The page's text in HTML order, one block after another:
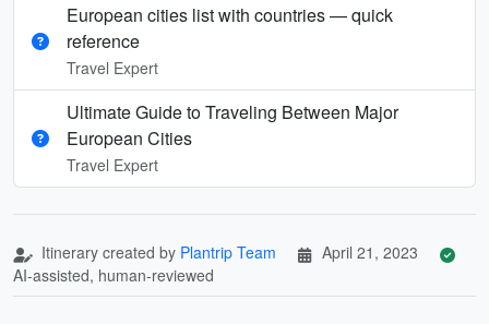
European cities list with countries — quick
reference
Travel Expert
Ultimate Guide to Traveling Between Major
European Cities
Travel Expert
Itinerary created by Plantrip Team
April 21, 2023
AI-assisted, human-reviewed